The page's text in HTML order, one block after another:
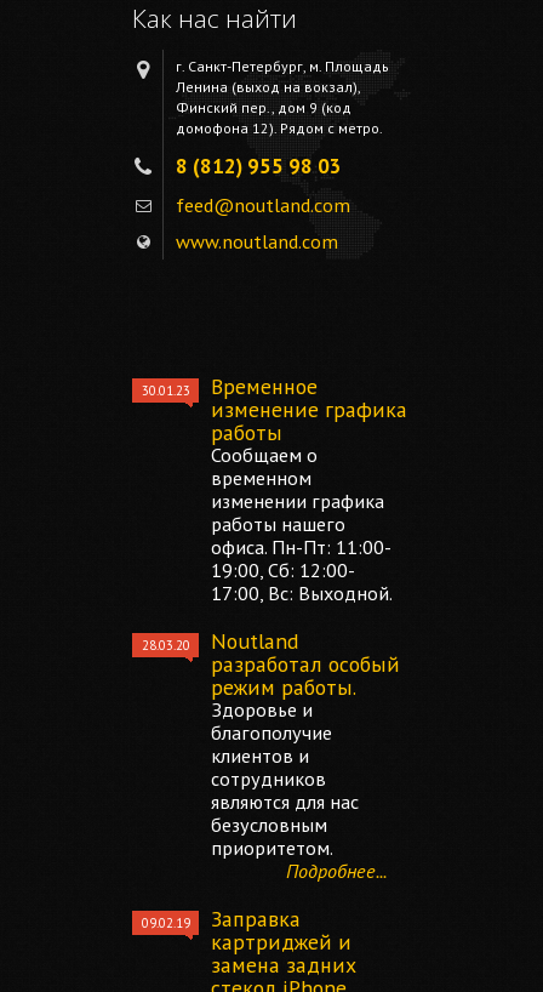
Как нас найти
г. Санкт-Петербург, м. Площадь
Ленина (выход на вокзал),
Финский пер., дом 9 (код
домофона 12). Рядом с метро.
8 (812) 955 98 03
feed@noutland.com
www.noutland.com
30.01.23
Временное
изменение графика
работы
Сообщаем о
временном
изменении графика
работы нашего
офиса. Пн-Пт: 11:00-
19:00, Сб: 12:00-
17:00, Вс: Выходной.
28.03.20
Noutland
разработал особый
режим работы.
Здоровье и
благополучие
клиентов и
сотрудников
являются для нас
безусловным
приоритетом.
Подробнее...
09.02.19
Заправка
картриджей и
замена задних